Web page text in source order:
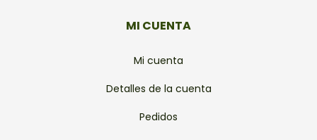
MI CUENTA
Mi cuenta
Detalles de la cuenta
Pedidos